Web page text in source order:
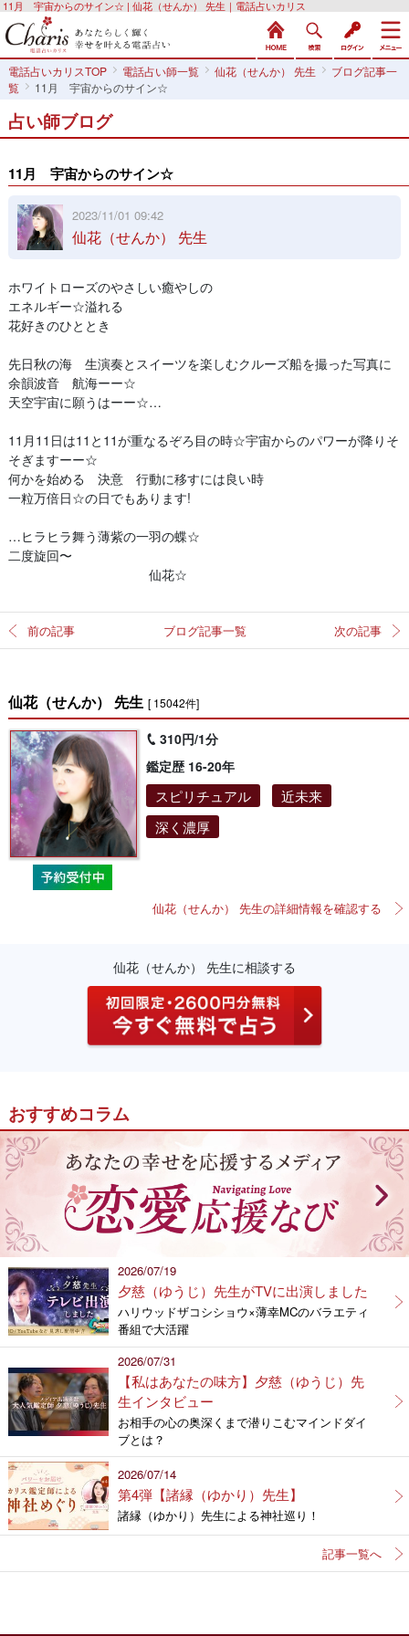
11月 宇宙からのサイン☆ | 仙花（せんか） 先生｜電話占いカリス
電話占いカリスTOP 電話占い師一覧 仙花（せんか） 先生
ブログ記事一
覧
11月 宇宙からのサイン☆
占い師ブログ
11月 宇宙からのサイン☆
2023/11/01 09:42
仙花（せんか） 先生
ホワイトローズのやさしい癒やしの
エネルギー☆溢れる
花好きのひととき
先日秋の海 生演奏とスイーツを楽しむクルーズ船を撮った写真に
余韻波音 航海ーー☆
天空宇宙に願うはーー☆…
11月11日は11と11が重なるぞろ目の時☆宇宙からのパワーが降りそ
そぎますーー☆
何かを始める 決意 行動に移すには良い時
一粒万倍日☆の日でもあります!
…ヒラヒラ舞う薄紫の一羽の蝶☆
二度旋回〜
仙花☆
前の記事 ブログ記事一覧 次の記事
仙花（せんか） 先生 [ 15042件]
310円/1分
鑑定歴 16-20年
スピリチュアル
近未来
深く濃厚
仙花（せんか） 先生の詳細情報を確認する
仙花（せんか） 先生に相談する
おすすめコラム
2026/07/19
夕慈（ゆうじ）先生がTVに出演しました
ハリウッドザコシショウ×薄幸MCのバラエティ
番組で大活躍
2026/07/31
【私はあなたの味方】夕慈（ゆうじ）先
生インタビュー
お相手の心の奥深くまで潜りこむマインドダイ
ブとは？
2026/07/14
第4弾【諸縁（ゆかり）先生】
諸縁（ゆかり）先生による神社巡り！
記事一覧へ